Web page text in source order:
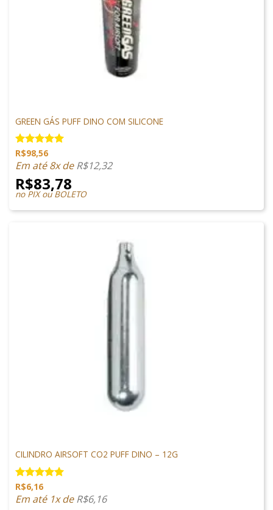
GREEN GÁS PUFF DINO COM SILICONE
Avaliação
5.00 de 5
R$98,56
Em até 8x deR$12,32
R$83,78
no PIX ou BOLETO
CILINDRO AIRSOFT CO2 PUFF DINO – 12G
Avaliação
5.00 de 5
R$6,16
Em até 1x deR$6,16